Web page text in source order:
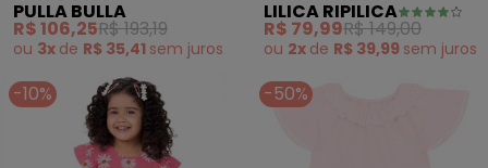
(Rosa)
PULLA BULLA
R$ 106,25R$ 193,19
ou 3x de R$ 35,41 sem juros
Infantil (Rosa)
LILICA RIPILICA
R$ 79,99R$ 149,00
ou 2x de R$ 39,99 sem juros
-10% -50%